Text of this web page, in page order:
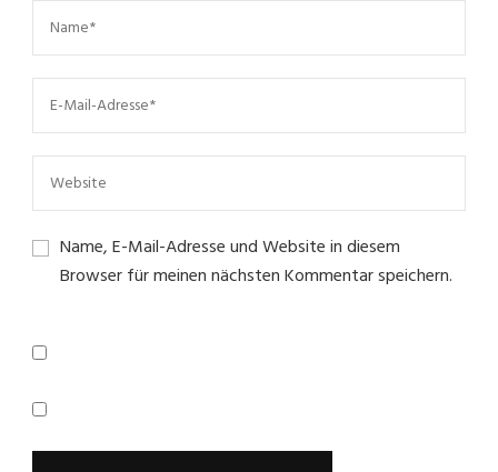
Name, E-Mail-Adresse und Website in diesem
Browser für meinen nächsten Kommentar speichern.